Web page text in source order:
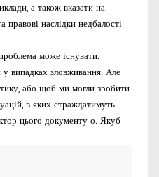
а також вказати на
наслідки недбалості
може існувати.
випадках зловживання. Але
або щоб ми могли зробити
в яких страждатимуть
цього документу о. Якуб